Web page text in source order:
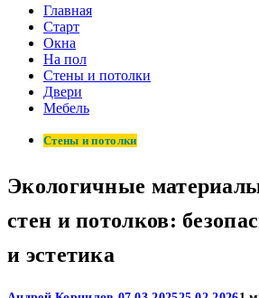
Главная
Старт
Окна
На пол
Стены и потолки
Двери
Мебель
Стены и потолки
Экологичные
стен и потолков:
и эстетика